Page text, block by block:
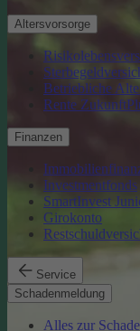
Altersvorsorge
Betriebliche
Rente
Finanzen
Investmentfonds
SmartInvest
Girokonto
Service
Schadenmeldung
Alles zur